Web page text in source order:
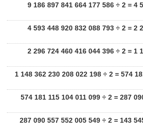
9 186 897 841 664 177 586 ÷ 2 = 4
4 593 448 920 832 088 793 ÷ 2 = 2
2 296 724 460 416 044 396 ÷ 2 = 1
1 148 362 230 208 022 198 ÷ 2 = 574
574 181 115 104 011 099 ÷ 2 = 287
287 090 557 552 005 549 ÷ 2 = 143